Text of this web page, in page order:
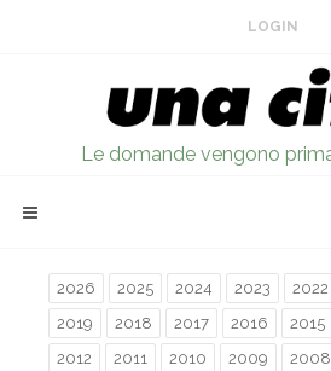
LOGIN
Le domande vengono
2026 2025 2024 2023 2022
2019
2018 2017 2016 2015
2012
2011 2010 2009 2008